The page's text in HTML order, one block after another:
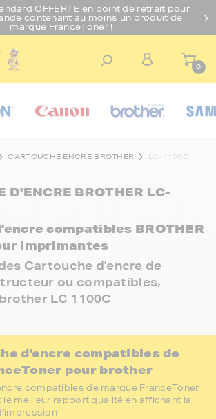
OFFERTE en point de retrait pour
contenant au moins un produit de
marque FranceToner !
0
CARTOUCHE ENCRE BROTHER LC-1100C
D'ENCRE BROTHER LC-
compatibles BROTHER
imprimantes
Cartouche d'encre de
ou compatibles,
LC 1100C
d'encre compatibles de
pour brother
compatibles de marque FranceToner
meilleur rapport qualité en affichant la